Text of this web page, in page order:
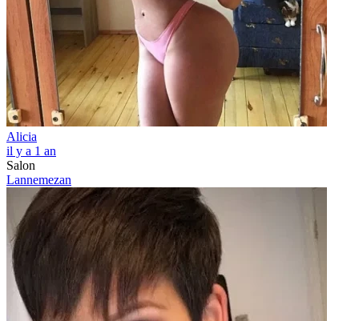
Alicia
il y a 1 an
Salon
Lannemezan